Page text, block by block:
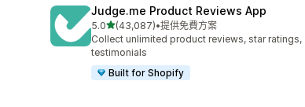
Judge.me Product Reviews App
5.0滿分 5 顆星
(43,087)
共有 43087 則評價
•提供免費方案
Collect unlimited product reviews, star ratings,
testimonials
Built for Shopify